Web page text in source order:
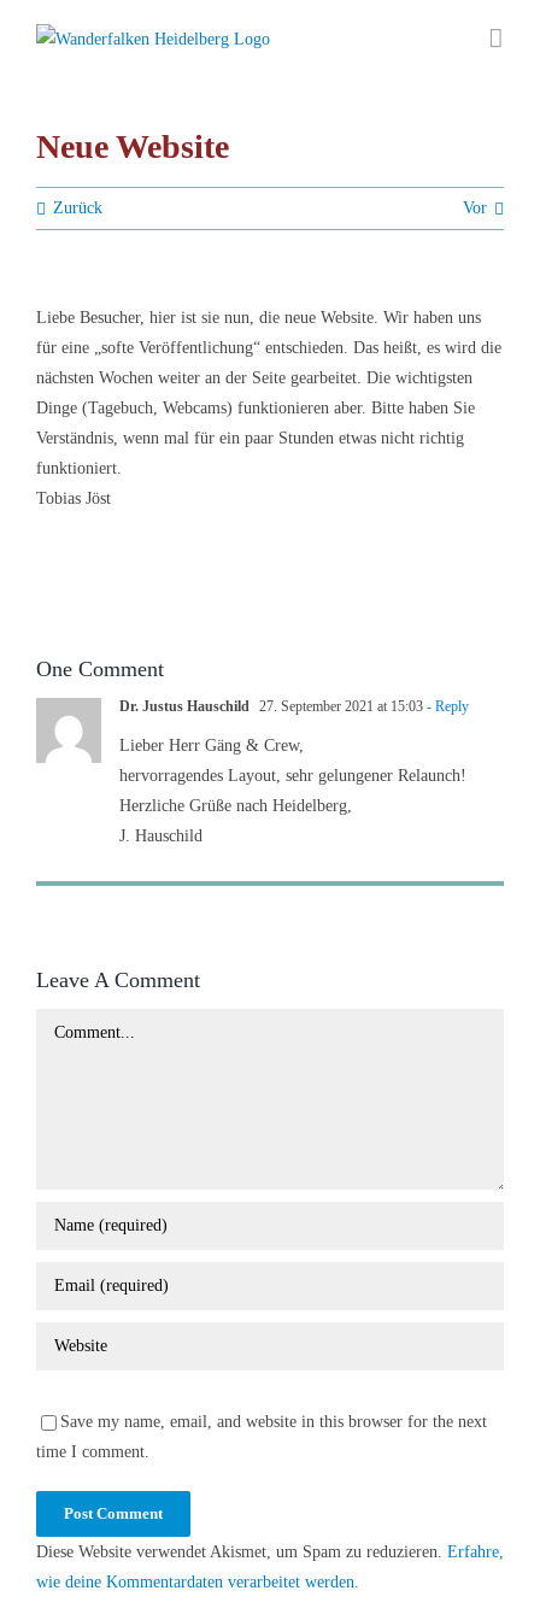
Inhalt
Neue Website
Zurück Vor
Liebe Besucher, hier ist sie nun, die neue Website. Wir haben uns
für eine „softe Veröffentlichung“ entschieden. Das heißt, es wird die
nächsten Wochen weiter an der Seite gearbeitet. Die wichtigsten
Dinge (Tagebuch, Webcams) funktionieren aber. Bitte haben Sie
Verständnis, wenn mal für ein paar Stunden etwas nicht richtig
funktioniert.
Tobias Jöst
One Comment
Dr. Justus Hauschild 27. September 2021 at 15:03- Reply
Lieber Herr Gäng & Crew,
hervorragendes Layout, sehr gelungener Relaunch!
Herzliche Grüße nach Heidelberg,
J. Hauschild
Leave A Comment
Comment
Save my name, email, and website in this browser for the next
time I comment.
Diese Website verwendet Akismet, um Spam zu reduzieren. Erfahre,
wie deine Kommentardaten verarbeitet werden.